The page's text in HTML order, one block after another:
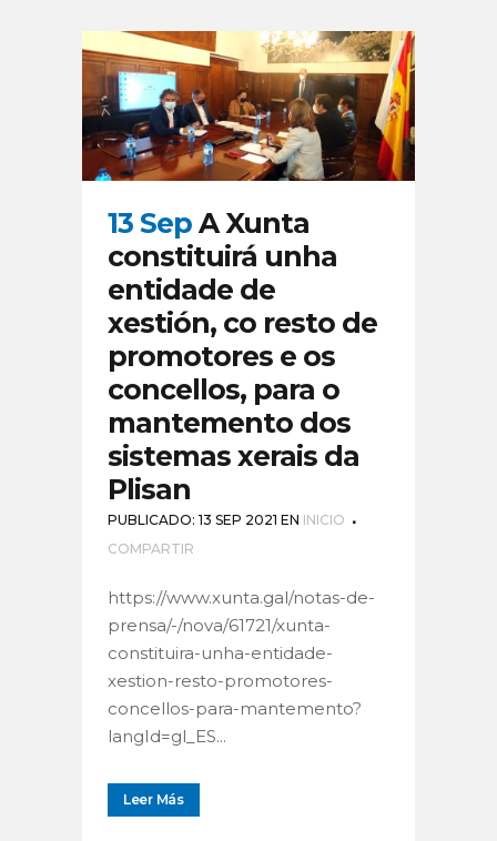
13 Sep A Xunta
constituirá unha
entidade de
xestión, co resto de
promotores e os
concellos, para o
mantemento dos
sistemas xerais da
Plisan
PUBLICADO: 13 SEP 2021 EN INICIO
COMPARTIR
https://www.xunta.gal/notas-de-
prensa/-/nova/61721/xunta-
constituira-unha-entidade-
xestion-resto-promotores-
concellos-para-mantemento?
langId=gl_ES...
Leer Más